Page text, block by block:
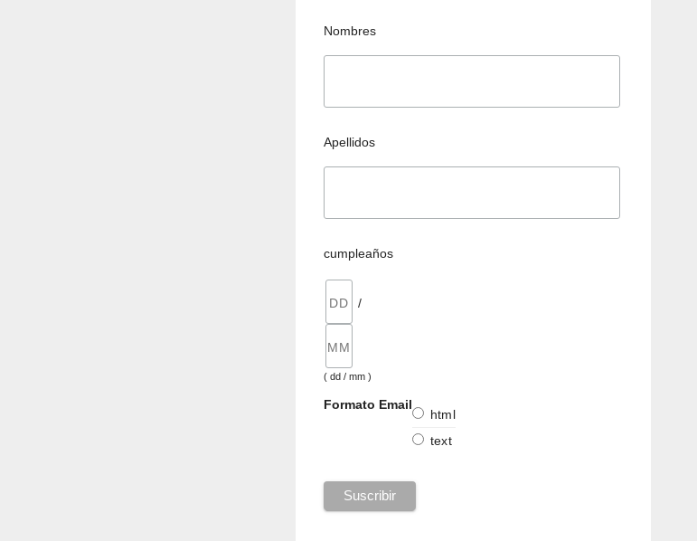
Nombres
Apellidos
cumpleaños
/
( dd / mm )
Formato Email
html
text